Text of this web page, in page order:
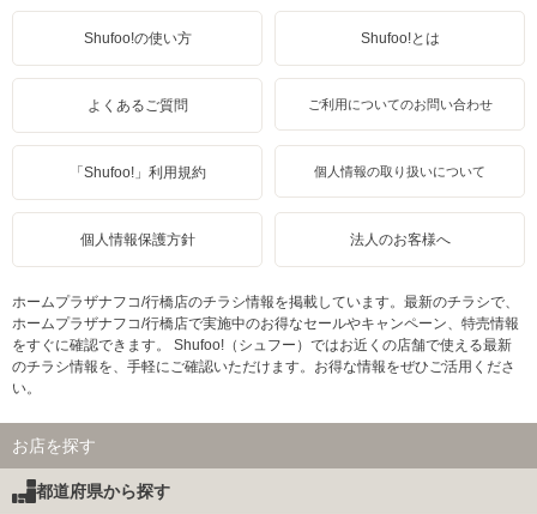
Shufoo!の使い方 Shufoo!とは
よくあるご質問 ご利用についてのお問い合わせ
「Shufoo!」利用規約 個人情報の取り扱いについて
個人情報保護方針 法人のお客様へ
ホームプラザナフコ/行橋店のチラシ情報を掲載しています。最新のチラシで、
ホームプラザナフコ/行橋店で実施中のお得なセールやキャンペーン、特売情報
をすぐに確認できます。 Shufoo!（シュフー）ではお近くの店舗で使える最新
のチラシ情報を、手軽にご確認いただけます。お得な情報をぜひご活用くださ
い。
お店を探す
都道府県から探す